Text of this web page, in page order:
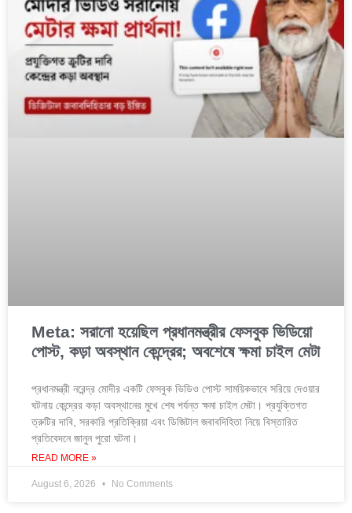
Meta: সরানো হয়েছিল প্রধানমন্ত্রীর ফেসবুক ভিডিয়ো
পোস্ট, কড়া অবস্থান কেন্দ্রের; অবশেষে ক্ষমা চাইল মেটা
প্রধানমন্ত্রী নরেন্দ্র মোদীর একটি ফেসবুক ভিডিও পোস্ট সাময়িকভাবে সরিয়ে দেওয়ার
ঘটনায় কেন্দ্রের কড়া অবস্থানের মুখে শেষ পর্যন্ত ক্ষমা চাইল মেটা। প্রযুক্তিগত
ত্রুটির দাবি, সরকারি প্রতিক্রিয়া এবং ডিজিটাল জবাবদিহিতা নিয়ে বিস্তারিত
প্রতিবেদনে জানুন পুরো ঘটনা।
READ MORE »
August 6, 2026 No Comments